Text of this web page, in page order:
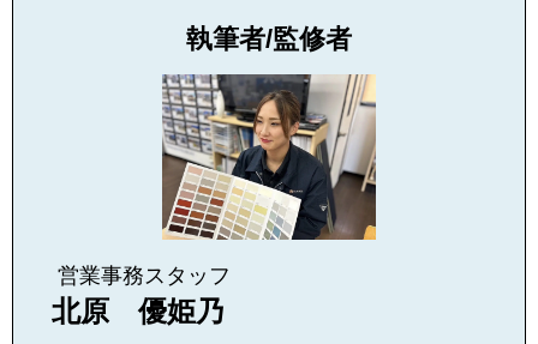
執筆者/監修者
営業事務スタッフ
北原 優姫乃